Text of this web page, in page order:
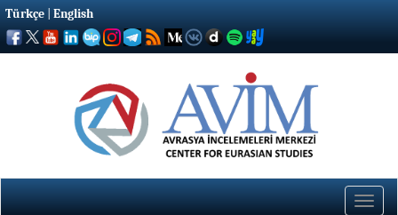
Türkçe English
Toggle